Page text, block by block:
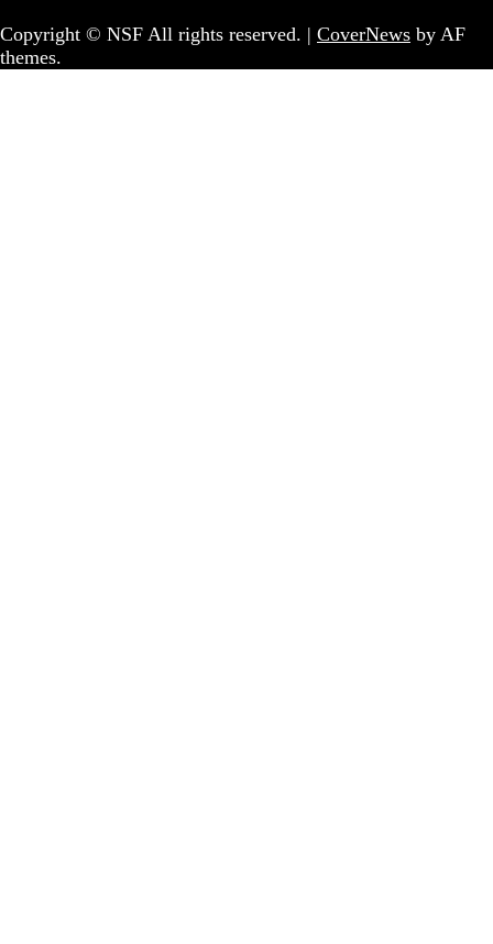
Copyright © NSF All rights reserved. | CoverNews by AF
themes.